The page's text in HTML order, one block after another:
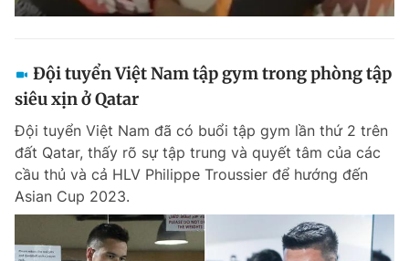
Theo dõi báo trên
Hotline
0906 645 777
Liên hệ quảng cáo
Đặt báo Quảng cáo Tòa soạn Chính sách bảo
Tổng biên tập: Nguyễn Ngọc Toàn
Phó tổng biên tập thường trực: Hải Thành
Phó tổng biên tập: Lâm Hiếu Dũng
Phó tổng biên tập: Trần Việt Hưng
Tổng thư ký tòa soạn: Đức Trung
Đội tuyển Việt Nam tập gym trong phòng tập
siêu xịn ở Qatar
Đội tuyển Việt Nam đã có buổi tập gym lần thứ 2 trên
đất Qatar, thấy rõ sự tập trung và quyết tâm của các
cầu thủ và cả HLV Philippe Troussier để hướng đến
Asian Cup 2023.